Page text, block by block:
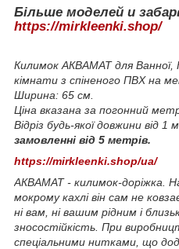
Більше моделей и
https://mirkleenki.shop/
Килимок АКВАМАТ для Ванної,
кімнати з спіненого ПВХ на
Ширина: 65 см.
Ціна вказана за погонний
Відріз будь-якої довжини від 1
замовленні від 5 метрів.
https://mirkleenki.shop/ua/
АКВАМАТ - килимок-доріжка.
мокрому кахлі він сам не
ні вам, ні вашим рідним і
зносостійкість. При
спеціальними нитками, що